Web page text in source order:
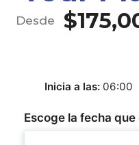
Desde $
Inicia a las 06:00
Escoge la fecha